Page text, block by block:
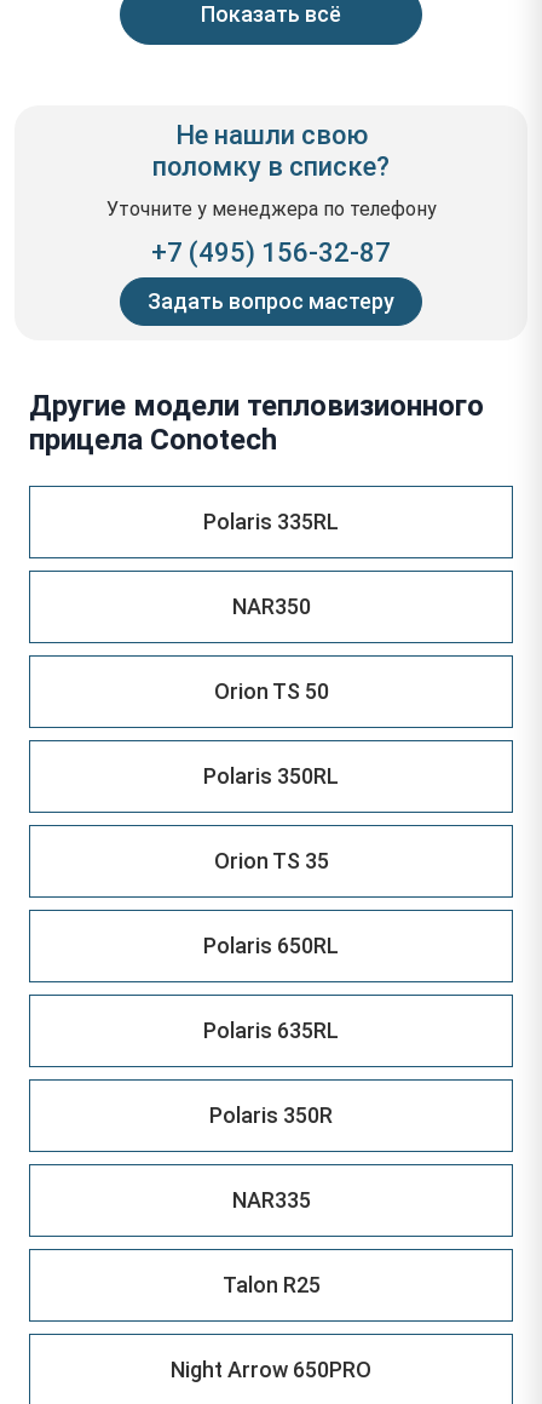
Показать всё
Не нашли свою
поломку в списке?
Уточните у менеджера по телефону
+7 (495) 156-32-87
Задать вопрос мастеру
Другие модели тепловизионного
прицела Conotech
Polaris 335RL
NAR350
Orion TS 50
Polaris 350RL
Orion TS 35
Polaris 650RL
Polaris 635RL
Polaris 350R
NAR335
Talon R25
Night Arrow 650PRO